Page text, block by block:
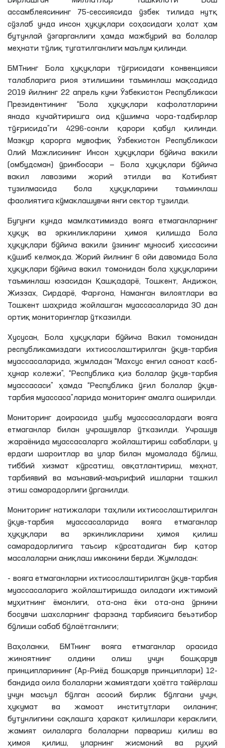
ассамблеясининг 75-сессиясида ўзбек тилида нутқ
сўзлаб унда инсон ҳуқуқлари соҳасидаги ҳолат ҳам
бутунлай ўзгарганлиги ҳамда мажбурий ва болалар
меҳнати тўлиқ тугатилганлиги маълум қилинди.
БМТнинг Бола ҳуқуқлари тўғрисидаги конвенцияси
талабларига риоя этилишини таъминлаш мақсадида
2019 йилнинг 22 апрель куни Ўзбекистон Республикаси
Президентининг “Бола ҳуқуқлари кафолатларини
янада кучайтиришга оид қўшимча чора-тадбирлар
тўғрисида”ги 4296-сонли қарори қабул қилинди.
Мазкур қарорга мувофиқ Ўзбекистон Республикаси
Олий Мажлисининг Инсон ҳуқуқлари бўйича вакили
(омбудсман) ўринбосари — Бола ҳуқуқлари бўйича
вакил лавозими жорий этилди ва Котибият
тузилмасида бола ҳуқуқларини таъминлаш
фаолиятига кўмаклашувчи янги сектор тузилди.
Бугунги кунда мамлкатимизда вояга етмаганларнинг
ҳуқуқ ва эркинликларини ҳимоя қилишда Бола
ҳуқуқлари бўйича вакили ўзининг муносиб ҳиссасини
қўшиб келмоқда. Жорий йилнинг 6 ойи давомида Бола
ҳуқуқлари бўйича вакил томонидан бола ҳуқуқларини
таъминлаш юзасидан Қашқадарё, Тошкент, Андижон,
Жиззах, Сирдарё, Фарғона, Наманган вилоятлари ва
Тошкент шаҳрида жойлашган муассасаларида 30 дан
ортиқ мониторинглар ўтказилди.
Хусусан, Бола ҳуқуқлари бўйича Вакил томонидан
республикамиздаги ихтисослаштирилган ўқув-тарбия
муассасаларида, жумладан “Махсус енгил саноат касб-
ҳунар колежи”, “Республика қиз болалар ўқув-тарбия
муассасаси” ҳамда “Республика ўғил болалар ўқув-
тарбия муассаса”ларида мониторинг амалга оширилди.
Мониторинг доирасида ушбу муассасалардаги вояга
етмаганлар билан учрашувлар ўтказилди. Учрашув
жараёнида муассасаларга жойлаштириш сабаблари, у
ердаги шароитлар ва улар билан муомалада бўлиш,
тиббий хизмат кўрсатиш, овқатлантириш, меҳнат,
тарбиявий ва маънавий-маърифий ишларни ташкил
этиш самарадорлиги ўрганилди.
Мониторинг натижалари таҳлили ихтисослаштирилган
ўқув-тарбия муассасаларида вояга етмаганлар
ҳуқуқлари ва эркинликларини ҳимоя қилиш
самарадорлигига таъсир кўрсатадиган бир қатор
масалаларни аниқлаш имконини берди. Жумладан:
- вояга етмаганларни ихтисослаштирилган ўқув-тарбия
муассасаларига жойлаштиришда оиладаги ижтимоий
муҳитнинг ёмонлиги, ота-она ёки ота-она ўрнини
босувчи шахсларнинг фарзанд тарбиясига беъэтибор
бўлиши сабаб бўлаётганлиги;
Ваҳоланки, БМТнинг вояга етмаганлар орасида
жиноятнинг олдини олиш учун бошқарув
принципларининг (Ар-Риёд бошқарув принциплари) 12-
бандида оила болаларни жамиятдаги ҳаётга тайёрлаш
учун масъул бўлган асосий бирлик бўлгани учун,
ҳукумат ва жамоат институтлари оиланинг,
бутунлигини сақлашга ҳаракат қилишлари кераклиги,
жамият оилаларга болаларни парвариш қилиш ва
ҳимоя қилиш, уларнинг жисмоний ва руҳий